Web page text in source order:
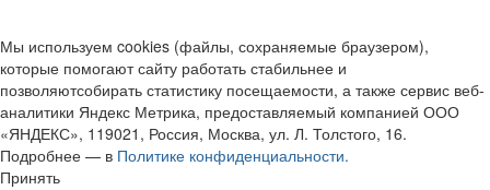
Мы используем cookies (файлы, сохраняемые браузером),
которые помогают сайту работать стабильнее и
позволяютсобирать статистику посещаемости, а также сервис веб-
аналитики Яндекс Метрика, предоставляемый компанией ООО
«ЯНДЕКС», 119021, Россия, Москва, ул. Л. Толстого, 16.
Подробнее — в Политике конфиденциальности.
Принять